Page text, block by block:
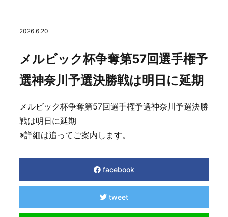
2026.6.20
メルビック杯争奪第57回選手権予
選神奈川予選決勝戦は明日に延期
メルビック杯争奪第57回選手権予選神奈川予選決勝
戦は明日に延期
※詳細は追ってご案内します。
facebook
tweet